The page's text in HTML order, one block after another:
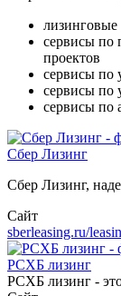
сервисы по
проектов
сервисы по
сервисы по
сервисы по
Сбер Лизинг
Сбер Лизинг,
Сайт
sberleasing.ru/
РСХБ лизинг
РСХБ лизинг -